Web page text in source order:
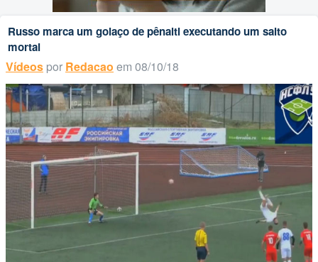
Russo marca um golaço de pênalti executando um salto
mortal
Vídeos por Redacao em 08/10/18